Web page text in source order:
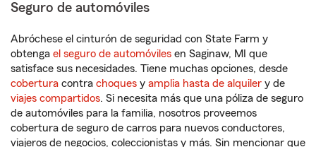
Seguro de automóviles
Abróchese el cinturón de seguridad con State Farm y
obtenga el seguro de automóviles en Saginaw, MI que
satisface sus necesidades. Tiene muchas opciones, desde
cobertura contra choques y amplia hasta de alquiler y de
viajes compartidos. Si necesita más que una póliza de seguro
de automóviles para la familia, nosotros proveemos
cobertura de seguro de carros para nuevos conductores,
viajeros de negocios, coleccionistas y más. Sin mencionar que